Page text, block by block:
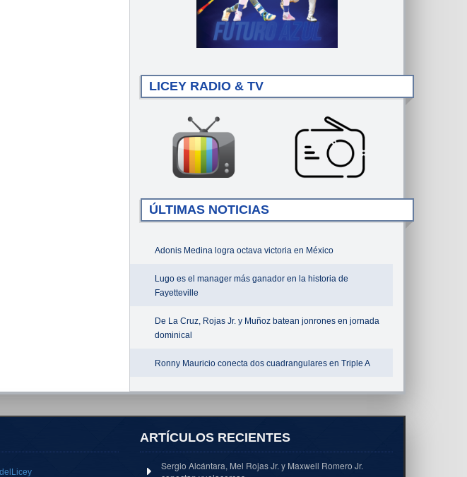
LICEY RADIO & TV
ÚLTIMAS NOTICIAS
Adonis Medina logra octava victoria en México
Lugo es el manager más ganador en la historia de
Fayetteville
De La Cruz, Rojas Jr. y Muñoz batean jonrones en jornada
dominical
Ronny Mauricio conecta dos cuadrangulares en Triple A
ARTÍCULOS RECIENTES
Sergio Alcántara, Mel Rojas Jr. y Maxwell Romero Jr.